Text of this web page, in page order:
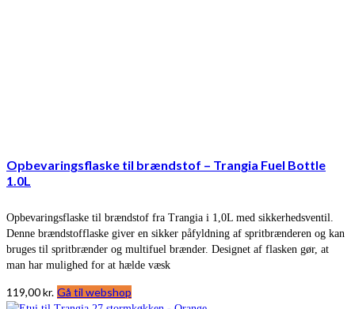
Opbevaringsflaske til brændstof – Trangia Fuel Bottle
1.0L
Opbevaringsflaske til brændstof fra Trangia i 1,0L med sikkerhedsventil.
Denne brændstofflaske giver en sikker påfyldning af spritbrænderen og kan
bruges til spritbrænder og multifuel brænder. Designet af flasken gør, at
man har mulighed for at hælde væsk
119,00kr. Gå til webshop